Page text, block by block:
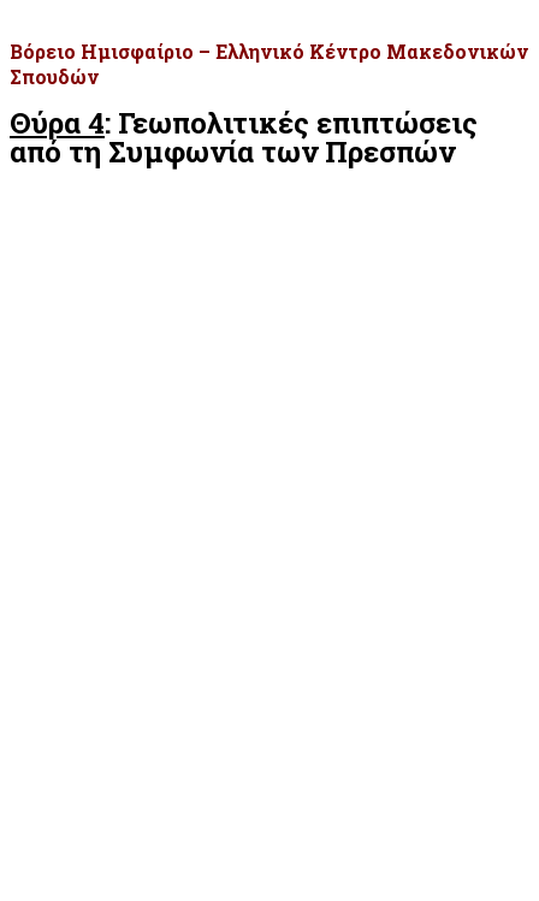
Βόρειο Ημισφαίριο – Ελληνικό Κέντρο Μακεδονικών
Σπουδών
Θύρα 4: Γεωπολιτικές επιπτώσεις
από τη Συμφωνία των Πρεσπών